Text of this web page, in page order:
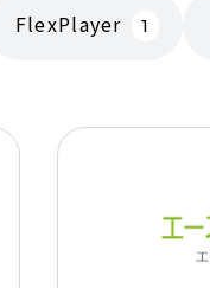
FlexPlayer 1